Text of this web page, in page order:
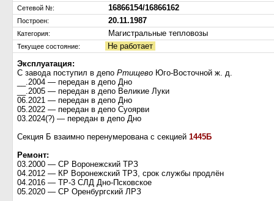
Сетевой №: 16866154/16866162
Построен: 20.11.1987
Категория: Магистральные тепловозы
Текущее состояние:
Не работает
Эксплуатация:
С завода поступил в депо Ртищево Юго-Восточной ж. д.
__.2004 — передан в депо Дно
__.2005 — передан в депо Великие Луки
06.2021 — передан в депо Дно
05.2022 — передан в депо Суоярви
03.2024(?) — передан в депо Дно
Секция Б взаимно перенумерована с секцией 1445Б
Ремонт:
03.2000 — СР Воронежский ТРЗ
04.2012 — КР Воронежский ТРЗ, срок службы продлён
04.2016 — ТР-3 СЛД Дно-Псковское
05.2020 — СР Оренбургский ЛРЗ